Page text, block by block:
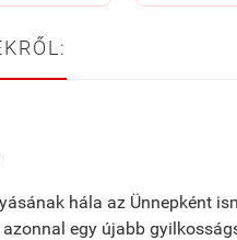
hála az Ünnepként
egy újabb